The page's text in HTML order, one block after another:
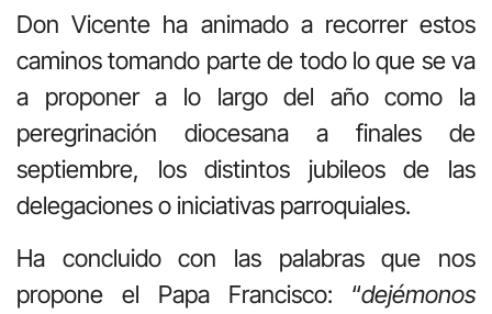
Don Vicente ha animado a recorrer estos
caminos tomando parte de todo lo que se va
a proponer a lo largo del año como la
peregrinación diocesana a finales de
septiembre, los distintos jubileos de las
delegaciones o iniciativas parroquiales.
Ha concluido con las palabras que nos
propone el Papa Francisco: “dejémonos